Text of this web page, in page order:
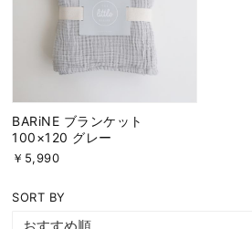
BARiNE ブランケット
100×120 グレー
￥5,990
SORT BY